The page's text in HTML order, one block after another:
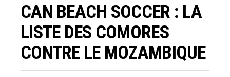
CAN BEACH SOCCER : LA
LISTE DES COMORES
CONTRE LE MOZAMBIQUE